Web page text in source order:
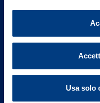
Usa solo
Governance
Altre informazioni